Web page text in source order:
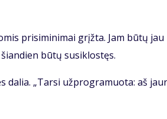
pri­si­mi­ni­mai grįž­ta. Jam bū­tų
bū­tų su­si­klos­tęs.
da­lia. „Tar­si už­prog­ra­muo­ta: aš